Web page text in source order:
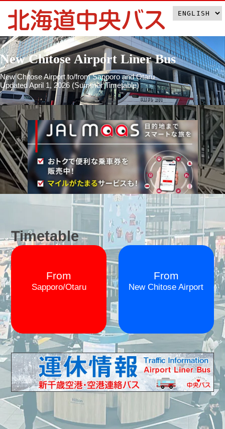
New Chitose Airport Liner Bus
New Chitose Airport to/from Sapporo and Otaru
Updated April 1, 2026 (Summer Timetable)
Timetable
From
Sapporo/Otaru
From
New Chitose Airport